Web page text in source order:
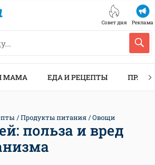
Совет дня Реклама
МАМА ЕДА И РЕЦЕПТЫ
Продукты питания Овощи
польза и вред